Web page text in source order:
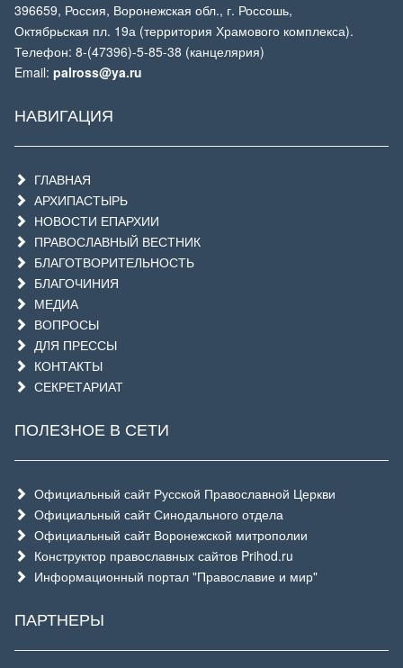
396659, Россия, Воронежская обл., г. Россошь,
Октябрьская пл. 19а (территория Храмового комплекса).
Телефон: 8-(47396)-5-85-38 (канцелярия)
Email: palross@ya.ru
НАВИГАЦИЯ
ГЛАВНАЯ
АРХИПАСТЫРЬ
НОВОСТИ ЕПАРХИИ
ПРАВОСЛАВНЫЙ ВЕСТНИК
БЛАГОТВОРИТЕЛЬНОСТЬ
БЛАГОЧИНИЯ
МЕДИА
ВОПРОСЫ
ДЛЯ ПРЕССЫ
КОНТАКТЫ
СЕКРЕТАРИАТ
ПОЛЕЗНОЕ В СЕТИ
Официальный сайт Русской Православной Церкви
Официальный сайт Синодального отдела
Официальный сайт Воронежской митрополии
Конструктор православных сайтов Prihod.ru
Информационный портал "Православие и мир"
ПАРТНЕРЫ